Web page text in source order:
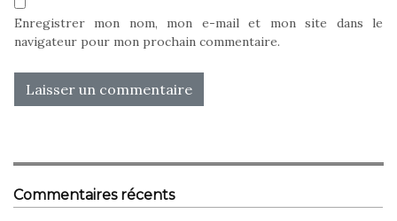
Enregistrer mon nom, mon e-mail et mon site dans le
navigateur pour mon prochain commentaire.
Commentaires récents